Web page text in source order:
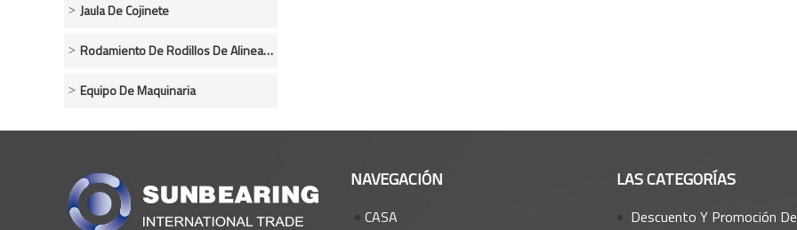
Jaula De Cojinete
Rodamiento De Rodillos De Alineación De Empuje
Equipo De Maquinaria
NAVEGACIÓN
CASA
LAS CATEGORÍAS
Descuento Y Promoción De Todos Los